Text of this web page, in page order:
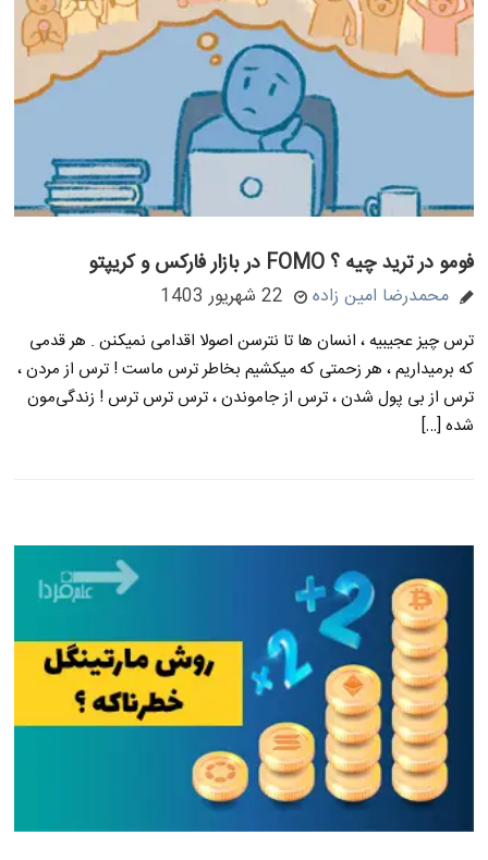
فومو در ترید چیه ؟ FOMO در بازار فارکس و کریپتو
محمدرضا امین زاده 22 شهریور 1403
ترس چیز عجیبیه ، انسان ها تا نترسن اصولا اقدامی نمیکنن . هر قدمی
که برمیداریم ، هر زحمتی که میکشیم بخاطر ترس ماست ! ترس از مردن ،
ترس از بی پول شدن ، ترس از جاموندن ، ترس ترس ترس ! زندگی‌مون
شده […]